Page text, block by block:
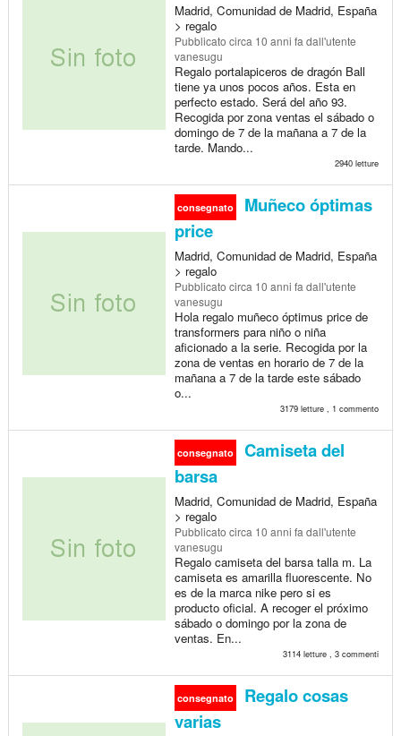
Madrid, Comunidad de Madrid, España
> regalo
Pubblicato circa 10 anni fa dall'utente
vanesugu
Regalo portalapiceros de dragón Ball
tiene ya unos pocos años. Esta en
perfecto estado. Será del año 93.
Recogida por zona ventas el sábado o
domingo de 7 de la mañana a 7 de la
tarde. Mando...
2940 letture
consegnato
Muñeco óptimas
price
Madrid, Comunidad de Madrid, España
> regalo
Pubblicato circa 10 anni fa dall'utente
vanesugu
Hola regalo muñeco óptimus price de
transformers para niño o niña
aficionado a la serie. Recogida por la
zona de ventas en horario de 7 de la
mañana a 7 de la tarde este sábado
o...
3179 letture , 1 commento
consegnato
Camiseta del
barsa
Madrid, Comunidad de Madrid, España
> regalo
Pubblicato circa 10 anni fa dall'utente
vanesugu
Regalo camiseta del barsa talla m. La
camiseta es amarilla fluorescente. No
es de la marca nike pero si es
producto oficial. A recoger el próximo
sábado o domingo por la zona de
ventas. En...
3114 letture , 3 commenti
consegnato
Regalo cosas
varias